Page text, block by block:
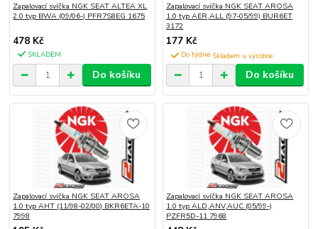
Zapalovací svíčka NGK SEAT ALTEA XL
2.0 typ BWA (09/06-) PFR7S8EG 1675
478 Kč
SKLADEM
Do košíku
Zapalovací svíčka NGK SEAT AROSA
1.0 typ AER,ALL (97-05/99) BUR6ET
3172
177 Kč
Do týdne
Do košíku
Zapalovací svíčka NGK SEAT AROSA
1.0 typ AHT (11/98-02/00) BKR6ETA-10
7998
Zapalovací svíčka NGK SEAT AROSA
1.0 typ ALD,ANV,AUC (05/99-)
PZFR5D-11 7968